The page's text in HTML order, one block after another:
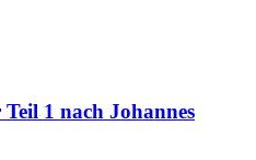
1 nach Johannes